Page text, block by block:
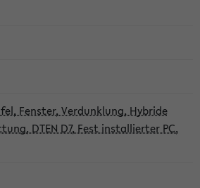
Fenster, Verdunklung, Hybride
DTEN D7, Fest installierter PC,